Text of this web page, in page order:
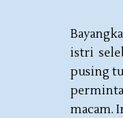
istri
pusing
macam.